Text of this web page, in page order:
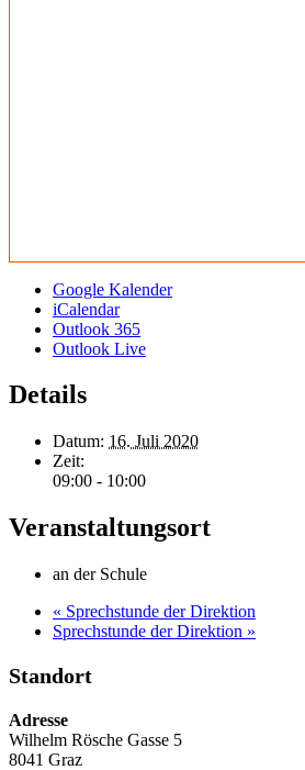
Google Kalender
iCalendar
Outlook 365
Outlook Live
Details
Datum: 16. Juli 2020
Zeit:
09:00 - 10:00
Veranstaltungsort
an der Schule
« Sprechstunde der Direktion
Sprechstunde der Direktion »
Standort
Adresse
Wilhelm Rösche Gasse 5
8041 Graz